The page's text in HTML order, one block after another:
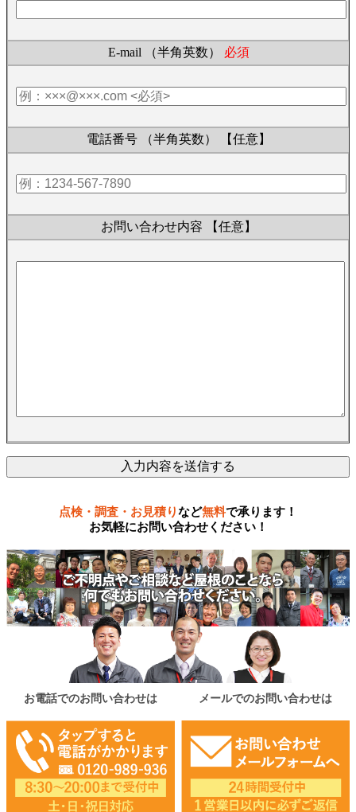
E-mail （半角英数） 必須
電話番号 （半角英数） 【任意】
お問い合わせ内容 【任意】
点検・調査・お見積りなど無料で承ります！
お気軽にお問い合わせください！
お電話でのお問い合わせは メールでのお問い合わせは